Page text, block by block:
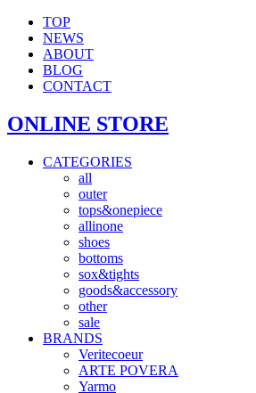
TOP
NEWS
ABOUT
BLOG
CONTACT
ONLINE STORE
CATEGORIES
all
outer
tops&onepiece
allinone
shoes
bottoms
sox&tights
goods&accessory
other
sale
BRANDS
Veritecoeur
ARTE POVERA
Yarmo